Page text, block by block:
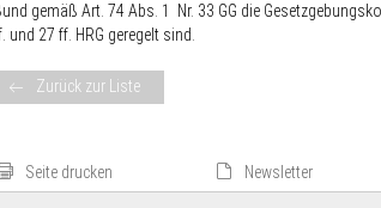
gemäß Art. 74 Abs. 1 Nr. 33 GG die
und 27 ff. HRG geregelt sind.
Zurück zur Liste
Seite drucken Newsletter